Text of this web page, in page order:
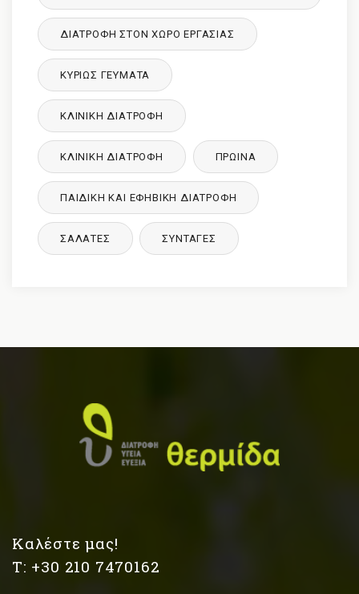
ΔΙΑΤΡΟΦΉ ΣΤΟΝ ΧΏΡΟ ΕΡΓΑΣΊΑΣ
ΚΥΡΙΩΣ ΓΕΥΜΑΤΑ
ΚΛΙΝΙΚΉ ΔΙΑΤΡΟΦΉ
ΚΛΙΝΙΚΉ ΔΙΑΤΡΟΦΉ ΠΡΩΙΝΑ
ΠΑΙΔΙΚΉ ΚΑΙ ΕΦΗΒΙΚΉ ΔΙΑΤΡΌΦΉ
ΣΑΛΑΤΕΣ ΣΥΝΤΑΓΈΣ
Καλέστε μας!
Τ: +30 210 7470162